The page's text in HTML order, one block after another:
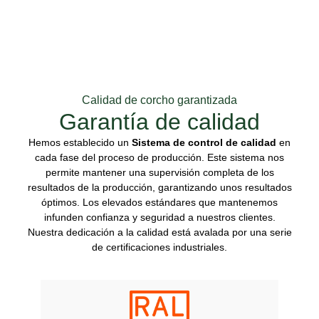
Calidad de corcho garantizada
Garantía de calidad
Hemos establecido un Sistema de control de calidad en
cada fase del proceso de producción. Este sistema nos
permite mantener una supervisión completa de los
resultados de la producción, garantizando unos resultados
óptimos. Los elevados estándares que mantenemos
infunden confianza y seguridad a nuestros clientes.
Nuestra dedicación a la calidad está avalada por una serie
de certificaciones industriales.